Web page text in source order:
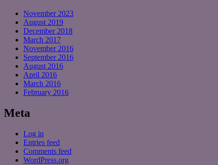
November 2023
August 2019
December 2018
March 2017
November 2016
September 2016
August 2016
April 2016
March 2016
February 2016
Meta
Log in
Entries feed
Comments feed
WordPress.org